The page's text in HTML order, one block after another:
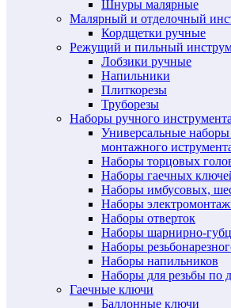
Шнуры малярные
Малярный и отделочный
Кордщетки ручные
Режущий и пильный
Лобзики ручные
Напильники
Плиткорезы
Труборезы
Наборы ручного инструмента
Универсальные наборы
монтажного
Наборы торцовых
Наборы гаечных
Наборы имбусовых,
Наборы
Наборы отверток
Наборы шарнирно-
Наборы
Наборы напильников
Наборы для резьбы по
Гаечные ключи
Баллонные ключи